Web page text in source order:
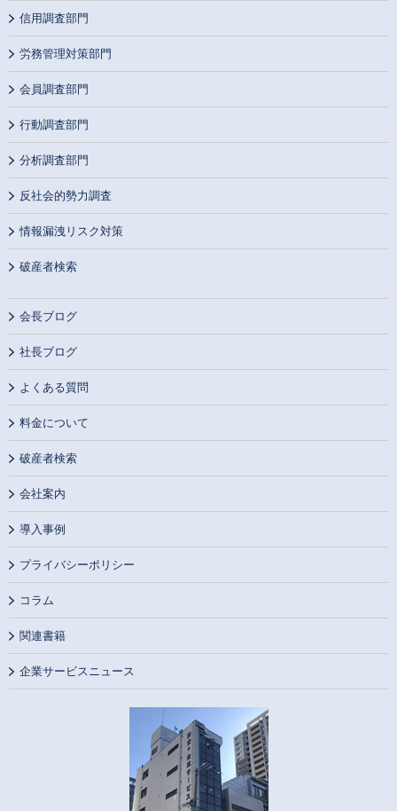
信用調査部門
労務管理対策部門
会員調査部門
行動調査部門
分析調査部門
反社会的勢力調査
情報漏洩リスク対策
破産者検索
会長ブログ
社長ブログ
よくある質問
料金について
破産者検索
会社案内
導入事例
プライバシーポリシー
コラム
関連書籍
企業サービスニュース